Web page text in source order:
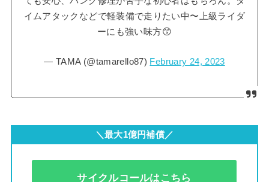
イムアタックなどで軽装備で走りたい中〜上級ライダ
ーにも強い味方😙
— TAMA (@tamarello87) February 24, 2023
＼最大1億円補償／
サイクルコールはこちら